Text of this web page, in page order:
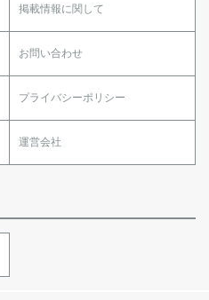
掲載情報に関して
お問い合わせ
プライバシーポリシー
運営会社